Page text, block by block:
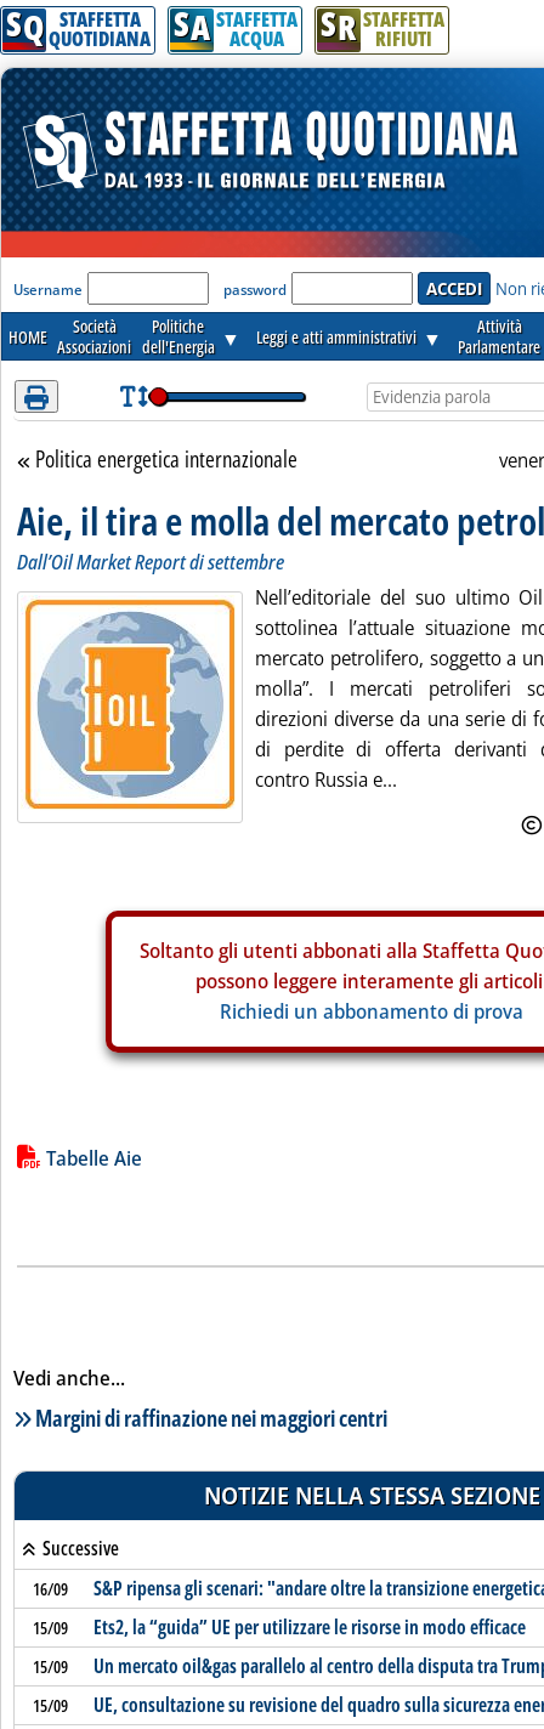
Attenzione! Esegui l'accesso per lèggere interamente la notizia.
SQ STAFFETTA
QUOTIDIANA SA STAFFETTA
ACQUA SR STAFFETTA
RIFIUTI
'Modulo Login per accedere'
Username password Non
HOME
Società
Associazioni
Politiche
dell'Energia ▼ Leggi e atti amministrativi ▼
Attività
Parlamentare
Torna alla sezione
Politica energetica internazionale
Aie, il tira e molla del mercato
Dall’Oil Market Report di settembre
Nell’editoriale del suo ultimo
sottolinea l’attuale situazione
mercato petrolifero, soggetto a
molla”. I mercati petroliferi
direzioni diverse da una serie di
di perdite di offerta derivanti
contro Russia e...
Soltanto gli utenti abbonati alla Staffetta
possono leggere interamente gli
Richiedi un abbonamento di prova
Lista allegati PDF alla notizia
Tabelle Aie
Vedi anche...
Lista notizie correlate
Margini di raffinazione nei maggiori centri
NOTIZIE NELLA STESSA SEZIONE
Successive
16/09 S&P ripensa gli scenari: "andare oltre la transizione
15/09 Ets2, la “guida” UE per utilizzare le risorse in modo efficace
15/09 Un mercato oil&gas parallelo al centro della disputa tra
15/09 UE, consultazione su revisione del quadro sulla sicurezza